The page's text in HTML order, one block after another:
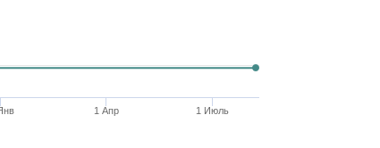
1 Апр 1 Июль